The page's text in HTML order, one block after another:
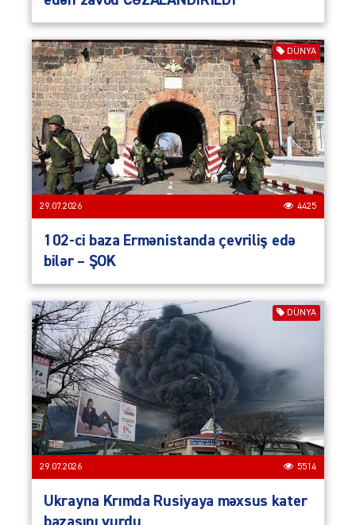
DÜNYA
29.07.2026 4425
102-ci baza Ermənistanda çevriliş edə
bilər – ŞOK
DÜNYA
29.07.2026 5514
Ukrayna Krımda Rusiyaya məxsus kater
bazasını vurdu